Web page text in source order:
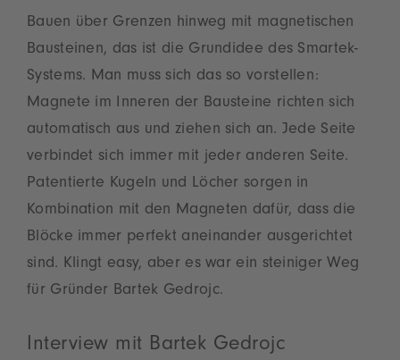
Bauen über Grenzen hinweg mit magnetischen
Bausteinen, das ist die Grundidee des Smartek-
Systems. Man muss sich das so vorstellen:
Magnete im Inneren der Bausteine richten sich
automatisch aus und ziehen sich an. Jede Seite
verbindet sich immer mit jeder anderen Seite.
Patentierte Kugeln und Löcher sorgen in
Kombination mit den Magneten dafür, dass die
Blöcke immer perfekt aneinander ausgerichtet
sind. Klingt easy, aber es war ein steiniger Weg
für Gründer Bartek Gedrojc.
Interview mit Bartek Gedrojc